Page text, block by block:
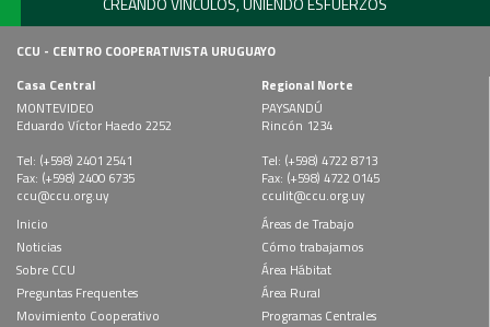
CCU - CENTRO COOPERATIVISTA URUGUAYO
Casa Central
MONTEVIDEO
Eduardo Víctor Haedo 2252
Tel: (+598) 2401 2541
Fax: (+598) 2400 6735
ccu@ccu.org.uy
Regional Norte
PAYSANDÚ
Rincón 1234
Tel: (+598) 4722 8713
Fax: (+598) 4722 0145
cculit@ccu.org.uy
Inicio
Noticias
Sobre CCU
Preguntas Frequentes
Movimiento Cooperativo
Áreas de Trabajo
Cómo trabajamos
Área Hábitat
Área Rural
Programas Centrales